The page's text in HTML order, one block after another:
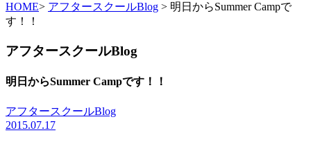
HOME> アフタースクールBlog > 明日からSummer Campで
す！！
アフタースクールBlog
明日からSummer Campです！！
アフタースクールBlog
2015.07.17